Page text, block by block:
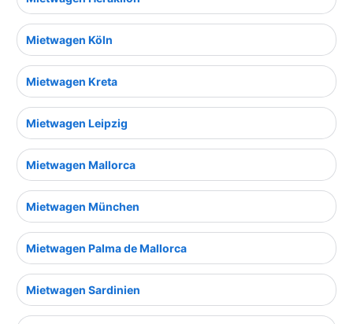
Mietwagen Köln
Mietwagen Kreta
Mietwagen Leipzig
Mietwagen Mallorca
Mietwagen München
Mietwagen Palma de Mallorca
Mietwagen Sardinien